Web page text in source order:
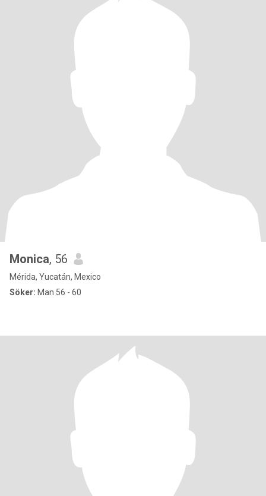
Monica, 56
Mérida, Yucatán, Mexico
Söker: Man 56 - 60